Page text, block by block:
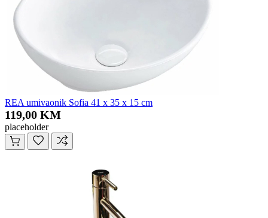
REA umivaonik Sofia 41 x 35 x 15 cm
119,00 KM
placeholder